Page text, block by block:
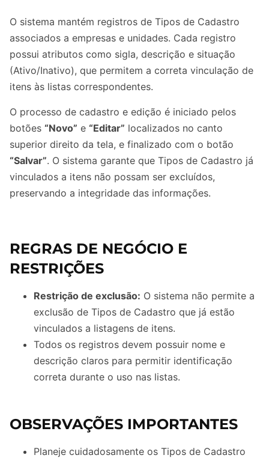
O sistema mantém registros de Tipos de Cadastro
associados a empresas e unidades. Cada registro
possui atributos como sigla, descrição e situação
(Ativo/Inativo), que permitem a correta vinculação de
itens às listas correspondentes.
O processo de cadastro e edição é iniciado pelos
botões “Novo” e “Editar” localizados no canto
superior direito da tela, e finalizado com o botão
“Salvar”. O sistema garante que Tipos de Cadastro já
vinculados a itens não possam ser excluídos,
preservando a integridade das informações.
REGRAS DE NEGÓCIO E
RESTRIÇÕES
Restrição de exclusão: O sistema não permite a
exclusão de Tipos de Cadastro que já estão
vinculados a listagens de itens.
Todos os registros devem possuir nome e
descrição claros para permitir identificação
correta durante o uso nas listas.
OBSERVAÇÕES IMPORTANTES
Planeje cuidadosamente os Tipos de Cadastro